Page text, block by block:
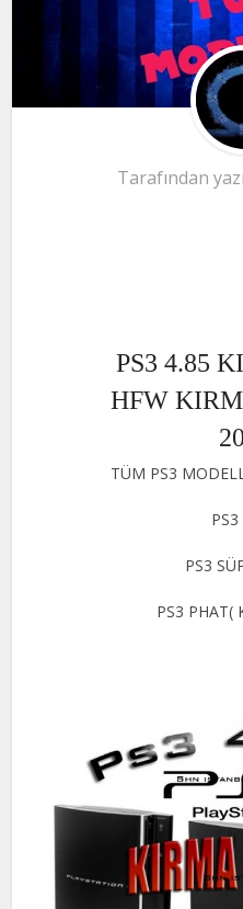
Tarafından
PS3 4.85
HFW
TÜM PS3
PS3
PS3 PHAT(